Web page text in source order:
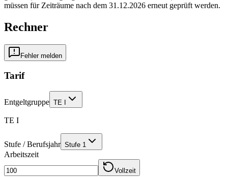
müssen für Zeiträume nach dem 31.12.2026 erneut geprüft werden.
Rechner
Fehler melden
Tarif
Entgeltgruppe TE I
TE I
Stufe / Berufsjahr Stufe 1
Arbeitszeit
Vollzeit